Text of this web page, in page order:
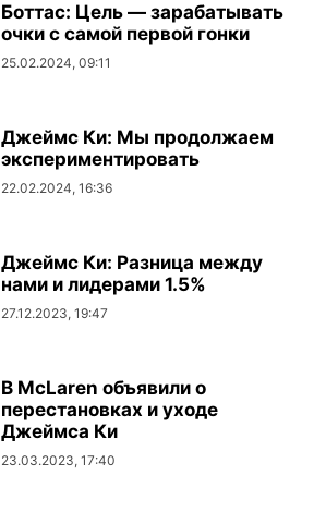
Боттас: Цель — зарабатывать
очки с самой первой гонки
25.02.2024, 09:11
Джеймс Ки: Мы продолжаем
экспериментировать
22.02.2024, 16:36
Джеймс Ки: Разница между
нами и лидерами 1.5%
27.12.2023, 19:47
В McLaren объявили о
перестановках и уходе
Джеймса Ки
23.03.2023, 17:40